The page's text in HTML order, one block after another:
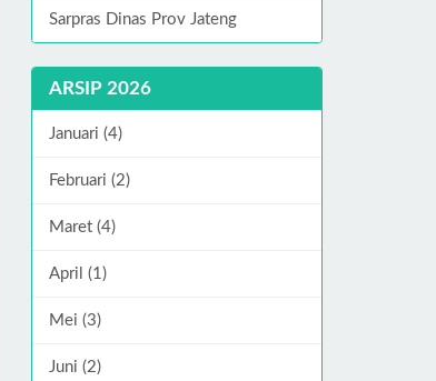
Sarpras Dinas Prov Jateng
ARSIP 2026
Januari (4)
Februari (2)
Maret (4)
April (1)
Mei (3)
Juni (2)